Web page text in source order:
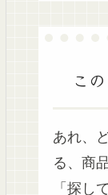
こ
あれ、
る、商
「探し